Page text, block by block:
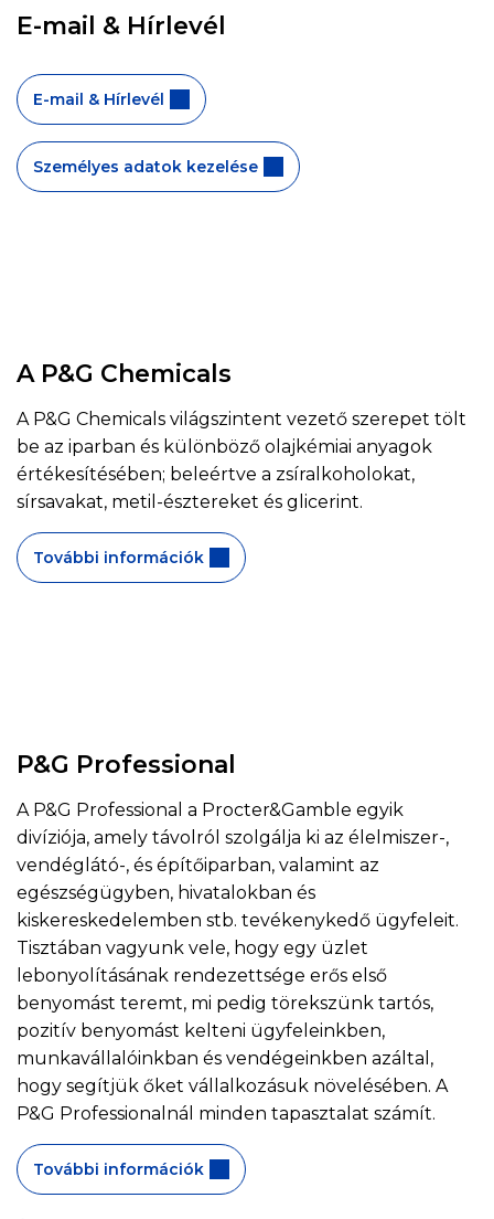
E-mail & Hírlevél
E-mail & Hírlevél
Személyes adatok kezelése
A P&G Chemicals
A P&G Chemicals világszintent vezető szerepet tölt
be az iparban és különböző olajkémiai anyagok
értékesítésében; beleértve a zsíralkoholokat,
sírsavakat, metil-észtereket és glicerint.
További információk
P&G Professional
A P&G Professional a Procter&Gamble egyik
divíziója, amely távolról szolgálja ki az élelmiszer-,
vendéglátó-, és építőiparban, valamint az
egészségügyben, hivatalokban és
kiskereskedelemben stb. tevékenykedő ügyfeleit.
Tisztában vagyunk vele, hogy egy üzlet
lebonyolításának rendezettsége erős első
benyomást teremt, mi pedig törekszünk tartós,
pozitív benyomást kelteni ügyfeleinkben,
munkavállalóinkban és vendégeinkben azáltal,
hogy segítjük őket vállalkozásuk növelésében. A
P&G Professionalnál minden tapasztalat számít.
További információk